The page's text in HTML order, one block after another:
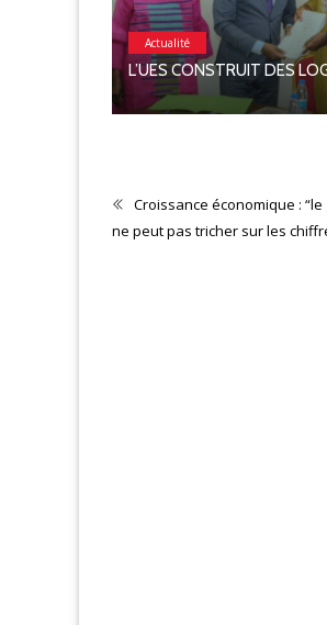
Actualité
L’UES CONSTRUIT DES
Croissance économique :
ne peut pas tricher sur les